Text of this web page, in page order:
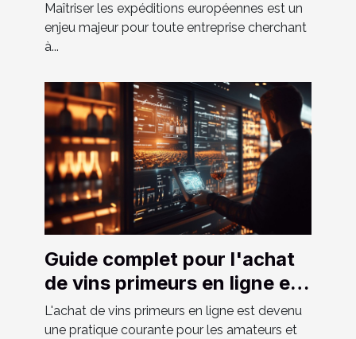
grâce aux solutions de
transport sur-mesure
Maîtriser les expéditions européennes est un
enjeu majeur pour toute entreprise cherchant
à...
Guide complet pour l'achat
de vins primeurs en ligne en
2024
L'achat de vins primeurs en ligne est devenu
une pratique courante pour les amateurs et